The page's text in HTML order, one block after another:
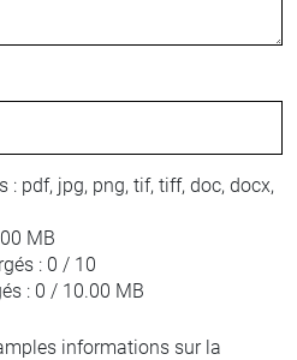
: pdf, jpg, png, tif, tiff, doc, docx,
MB
: 0 / 10
: 0 / 10.00 MB
informations sur la